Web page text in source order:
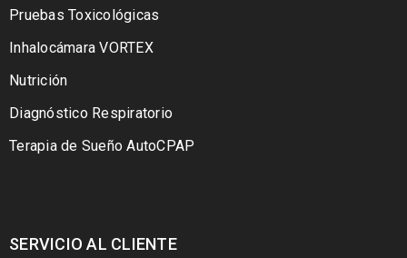
Pruebas Toxicológicas
Inhalocámara VORTEX
Nutrición
Diagnóstico Respiratorio
Terapia de Sueño AutoCPAP
SERVICIO AL CLIENTE